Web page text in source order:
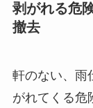
剥がれる危
撤去
軒のない、雨
がれてくる危